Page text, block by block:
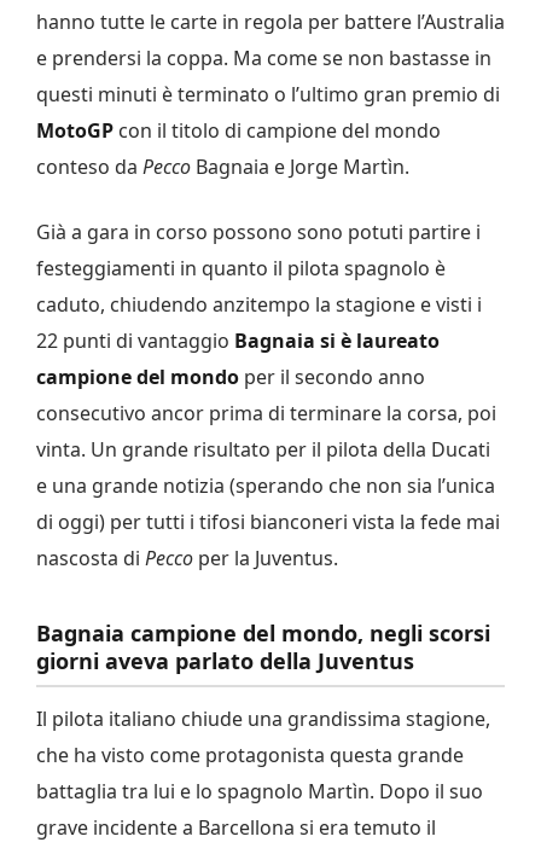
hanno tutte le carte in regola per battere l’Australia
e prendersi la coppa. Ma come se non bastasse in
questi minuti è terminato o l’ultimo gran premio di
MotoGP con il titolo di campione del mondo
conteso da Pecco Bagnaia e Jorge Martìn.
Già a gara in corso possono sono potuti partire i
festeggiamenti in quanto il pilota spagnolo è
caduto, chiudendo anzitempo la stagione e visti i
22 punti di vantaggio Bagnaia si è laureato
campione del mondo per il secondo anno
consecutivo ancor prima di terminare la corsa, poi
vinta. Un grande risultato per il pilota della Ducati
e una grande notizia (sperando che non sia l’unica
di oggi) per tutti i tifosi bianconeri vista la fede mai
nascosta di Pecco per la Juventus.
Bagnaia campione del mondo, negli scorsi
giorni aveva parlato della Juventus
Il pilota italiano chiude una grandissima stagione,
che ha visto come protagonista questa grande
battaglia tra lui e lo spagnolo Martìn. Dopo il suo
grave incidente a Barcellona si era temuto il